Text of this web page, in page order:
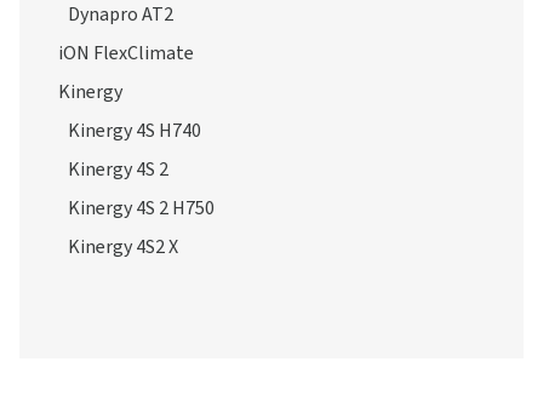
Dynapro AT2
iON FlexClimate
Kinergy
Kinergy 4S H740
Kinergy 4S 2
Kinergy 4S 2 H750
Kinergy 4S2 X